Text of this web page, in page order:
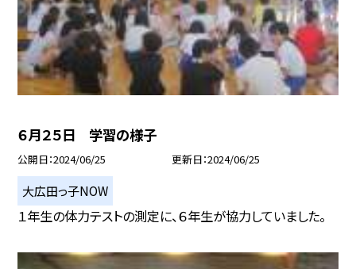
６月２５日 学習の様子
公開日 2024/06/25 更新日 2024/06/25
大広田っ子NOW
１年生の体力テストの測定に、６年生が協力していました。